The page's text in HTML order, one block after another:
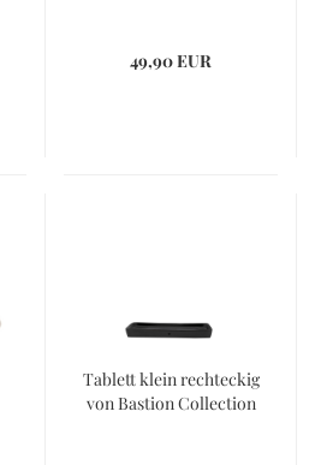
49,90 EUR
Tablett klein rechteckig
von Bastion Collection